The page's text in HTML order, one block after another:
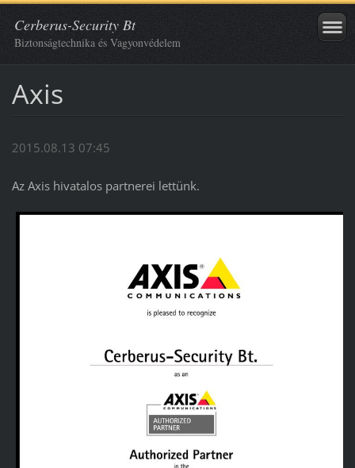
Cerberus-Security Bt
Biztonságtechnika és Vagyonvédelem
Axis
2015.08.13 07:45
Az Axis hivatalos partnerei lettünk.